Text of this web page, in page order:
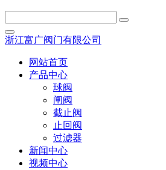
浙江富广阀门有限公司
网站首页
产品中心
球阀
闸阀
截止阀
止回阀
过滤器
新闻中心
视频中心